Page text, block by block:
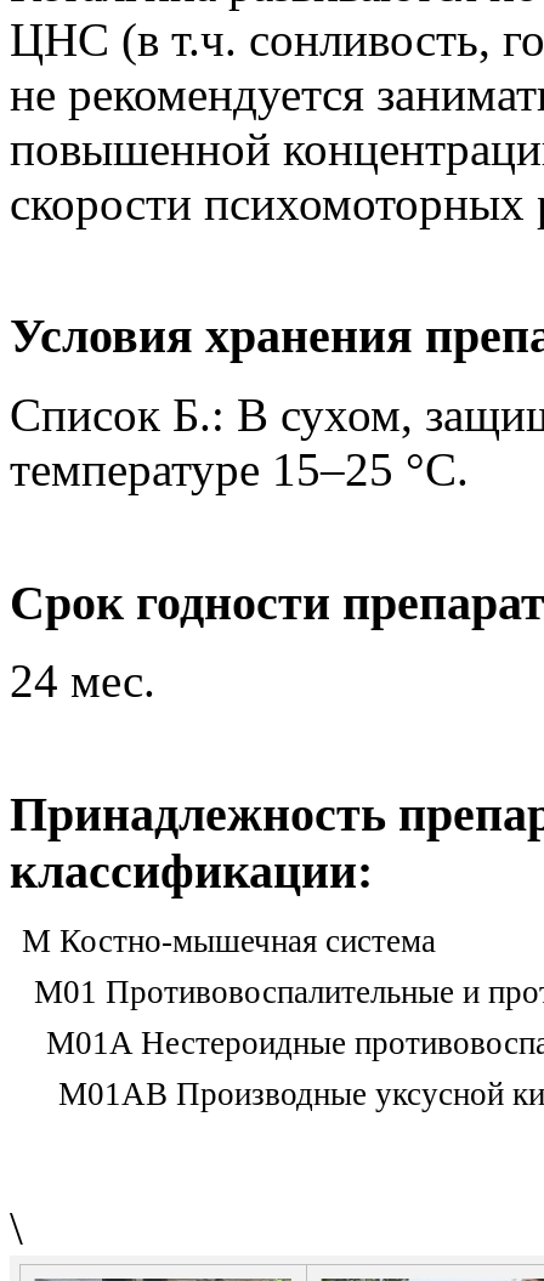
ЦНС (в т.ч. сонливость,
не рекомендуется
повышенной
скорости психомоторных
Условия хранения
Список Б.: В сухом,
температуре 15–25 °C.
Срок годности
24 мес.
Принадлежность
классификации:
M Костно-мышечная система
M01 Противовоспалительные и
M01A Нестероидные
M01AB Производные уксусной
\